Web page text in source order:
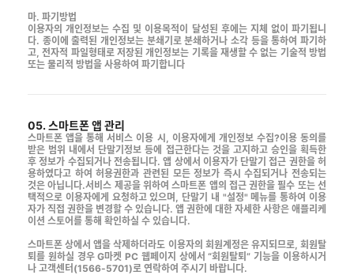
마. 파기방법
이용자의 개인정보는 수집 및 이용목적이 달성된 후에는 지체 없이 파기됩니
다. 종이에 출력된 개인정보는 분쇄기로 분쇄하거나 소각 등을 통하여 파기하
고, 전자적 파일형태로 저장된 개인정보는 기록을 재생할 수 없는 기술적 방법
또는 물리적 방법을 사용하여 파기합니다
05. 스마트폰 앱 관리
스마트폰 앱을 통해 서비스 이용 시, 이용자에게 개인정보 수집?이용 동의를
받은 범위 내에서 단말기정보 등에 접근한다는 것을 고지하고 승인을 획득한
후 정보가 수집되거나 전송됩니다. 앱 상에서 이용자가 단말기 접근 권한을 허
용하였다고 하여 허용권한과 관련된 모든 정보가 즉시 수집되거나 전송되는
것은 아닙니다.서비스 제공을 위하여 스마트폰 앱의 접근 권한을 필수 또는 선
택적으로 이용자에게 요청하고 있으며, 단말기 내 "설정" 메뉴를 통하여 이용
자가 직접 권한을 변경할 수 있습니다. 앱 권한에 대한 자세한 사항은 애플리케
이션 스토어를 통해 확인하실 수 있습니다.
스마트폰 상에서 앱을 삭제하더라도 이용자의 회원계정은 유지되므로, 회원탈
퇴를 원하실 경우 G마켓 PC 웹페이지 상에서 “회원탈퇴” 기능을 이용하시거
나 고객센터(1566-5701)로 연락하여 주시기 바랍니다.